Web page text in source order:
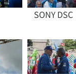
SONY DSC